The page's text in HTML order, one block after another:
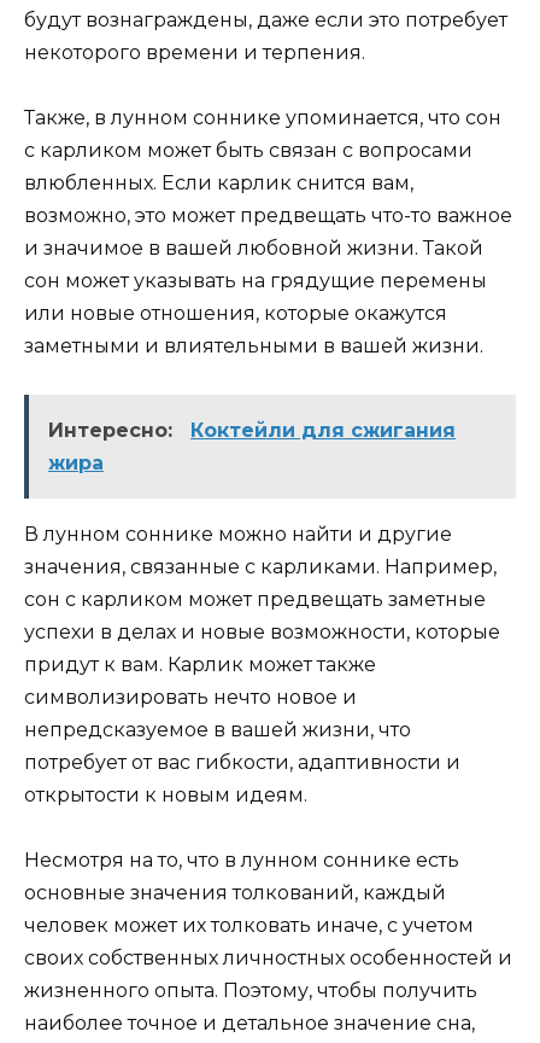
будут вознаграждены, даже если это потребует
некоторого времени и терпения.
Также, в лунном соннике упоминается, что сон
с карликом может быть связан с вопросами
влюбленных. Если карлик снится вам,
возможно, это может предвещать что-то важное
и значимое в вашей любовной жизни. Такой
сон может указывать на грядущие перемены
или новые отношения, которые окажутся
заметными и влиятельными в вашей жизни.
Интересно:
Коктейли для сжигания
жира
В лунном соннике можно найти и другие
значения, связанные с карликами. Например,
сон с карликом может предвещать заметные
успехи в делах и новые возможности, которые
придут к вам. Карлик может также
символизировать нечто новое и
непредсказуемое в вашей жизни, что
потребует от вас гибкости, адаптивности и
открытости к новым идеям.
Несмотря на то, что в лунном соннике есть
основные значения толкований, каждый
человек может их толковать иначе, с учетом
своих собственных личностных особенностей и
жизненного опыта. Поэтому, чтобы получить
наиболее точное и детальное значение сна,